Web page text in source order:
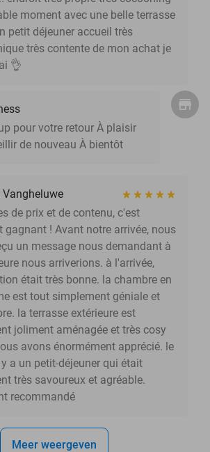
moment avec une belle terrasse
petit déjeuner accueil très
très contente de mon achat je
👌
pour votre retour À plaisir
de nouveau À bientôt
Vangheluwe
de prix et de contenu, c'est
gagnant ! Avant notre arrivée, nous
un message nous demandant à
nous arriverions. à l'arrivée,
était très bonne. la chambre en
est tout simplement géniale et
la terrasse extérieure est
joliment aménagée et très cosy
avons énormément apprécié. le
a un petit-déjeuner qui était
très savoureux et agréable.
recommandé
Meer weergeven